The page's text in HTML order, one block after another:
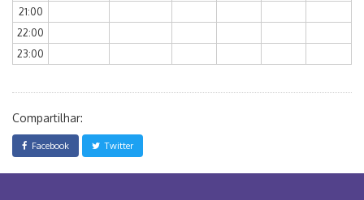
21:00
22:00
23:00
Compartilhar:
Facebook Twitter